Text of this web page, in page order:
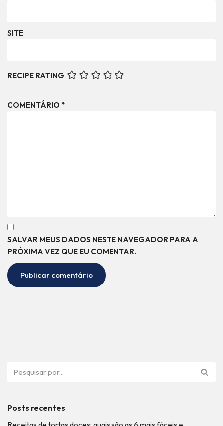
SITE
RECIPE RATING
COMENTÁRIO *
SALVAR MEUS DADOS NESTE NAVEGADOR PARA A
PRÓXIMA VEZ QUE EU COMENTAR.
Posts recentes